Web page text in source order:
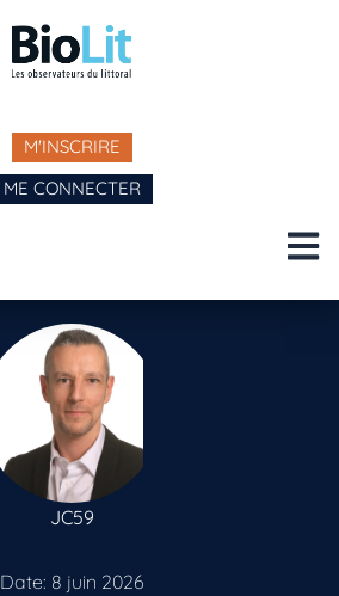
M'INSCRIRE
ME CONNECTER
JC59
Date: 8 juin 2026